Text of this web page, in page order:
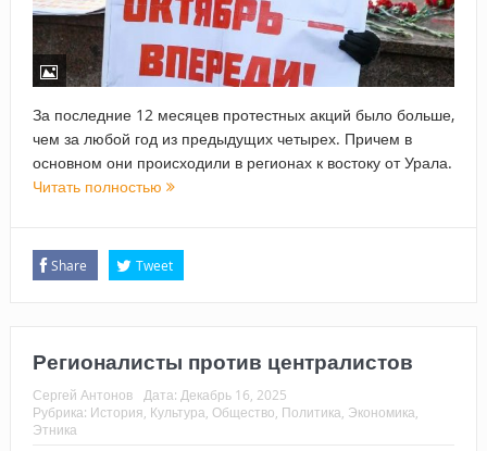
За последние 12 месяцев протестных акций было больше,
чем за любой год из предыдущих четырех. Причем в
основном они происходили в регионах к востоку от Урала.
Читать полностью
Share Tweet
Регионалисты против централистов
Сергей Антонов Дата: Декабрь 16, 2025
Рубрика: История, Культура, Общество, Политика, Экономика,
Этника